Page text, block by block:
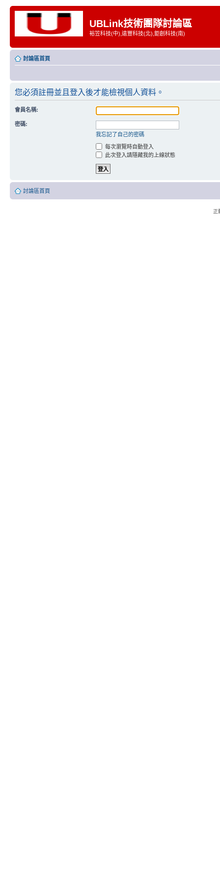
UBLink技術團隊討論區
裕笠科技(中),遠豐科技(北),鉅創科技(南)
討論區首頁
您必須註冊並且登入後才能檢視個人資料。
會員名稱:
密碼:
我忘記了自己的密碼
每次瀏覽時自動登入
此次登入請隱藏我的上線狀態
討論區首頁
正